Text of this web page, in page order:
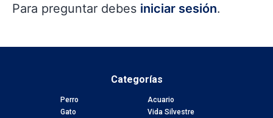
Para preguntar debes iniciar sesión.
Categorías
Perro
Gato
Acuario
Vida Silvestre